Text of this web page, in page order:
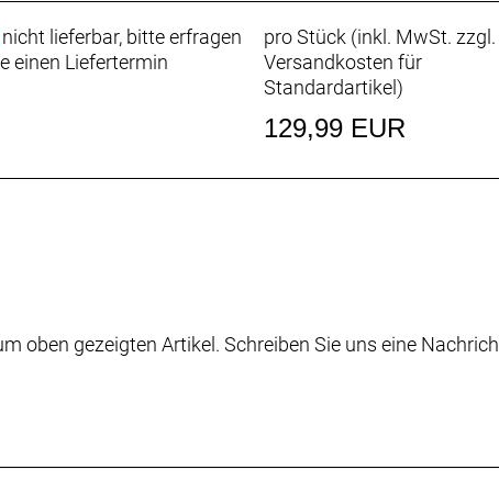
lieferbar, bitte erfragen
einen Liefertermin
pro Stück (inkl. MwSt. zzgl.
Versandkosten für
Standardartikel)
129,99 EUR
oben gezeigten Artikel. Schreiben Sie uns eine